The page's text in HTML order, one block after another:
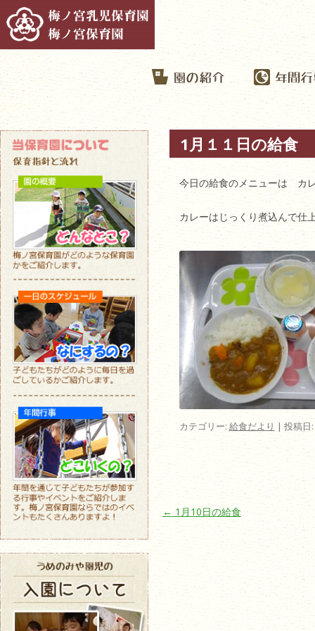
1月１１日の給食
今日の給食のメニューは
カレーはじっくり煮込んで仕
カテゴリー:給食だより | 投稿日:
投稿ナビゲーション
← 1月10日の給食